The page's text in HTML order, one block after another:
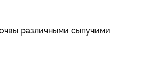
различными сыпучими